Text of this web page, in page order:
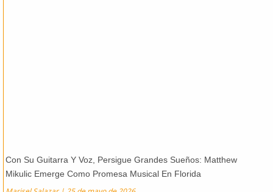
Con Su Guitarra Y Voz, Persigue Grandes Sueños: Matthew
Mikulic Emerge Como Promesa Musical En Florida